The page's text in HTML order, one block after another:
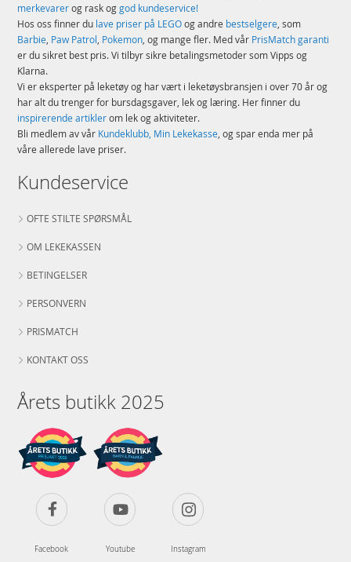
merkevarerog rask oggod kundeservice!
Hos oss finner du lave priser på LEGOog andre bestselgere, som
Barbie, Paw Patrol, Pokemon, og mange fler. Med vår PrisMatch garanti
er du sikret best pris. Vi tilbyr sikre betalingsmetoder som Vipps og
Klarna.
Vi er eksperter på leketøy og har vært i leketøysbransjen i over 70 år og
har alt du trenger for bursdagsgaver, lek og læring. Her finner du
inspirerende artiklerom lek og aktiviteter.
Bli medlem av vår Kundeklubb, Min Lekekasse, og spar enda mer på
våre allerede lave priser.
Kundeservice
OFTE STILTE SPØRSMÅL
OM LEKEKASSEN
BETINGELSER
PERSONVERN
PRISMATCH
KONTAKT OSS
Årets butikk 2025
Facebook Youtube Instagram